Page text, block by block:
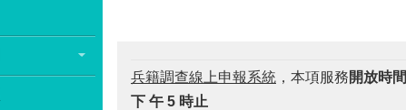
兵籍調查線上申報系統 ，本項服務開放時間
下 午 5 時止